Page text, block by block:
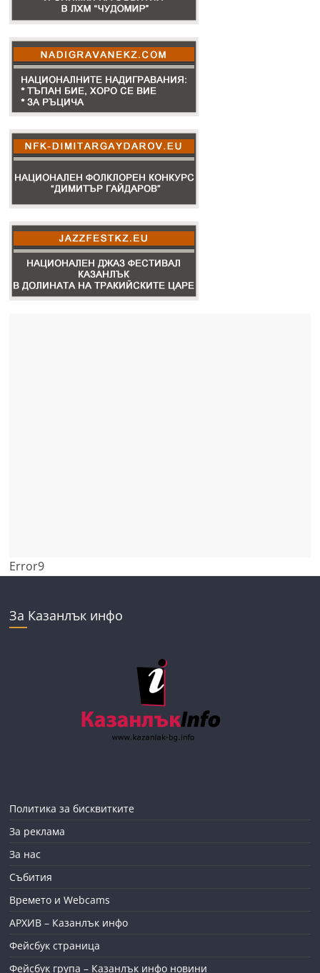
Error9
За Казанлък инфо
Политика за бисквитките
За реклама
За нас
Събития
Времето и Webcams
АРХИВ – Казанлък инфо
Фейсбук страница
Фейсбук група – Казанлък инфо новини